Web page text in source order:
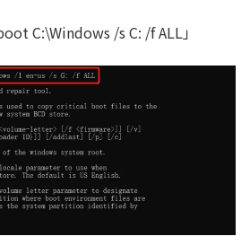
C:\Windows /s C: /f ALL」